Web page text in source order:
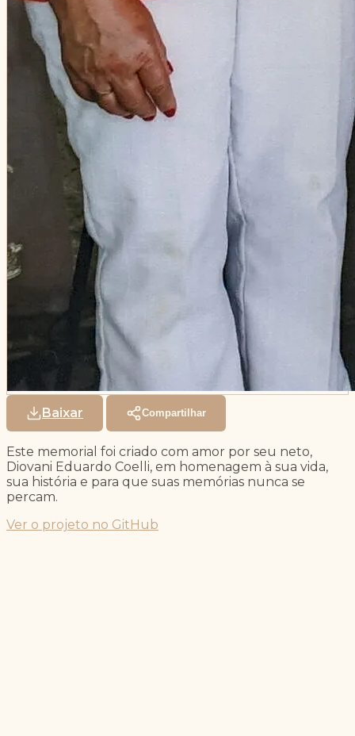
Baixar Compartilhar
Este memorial foi criado com amor por seu neto,
Diovani Eduardo Coelli, em homenagem à sua vida,
sua história e para que suas memórias nunca se
percam.
Ver o projeto no GitHub